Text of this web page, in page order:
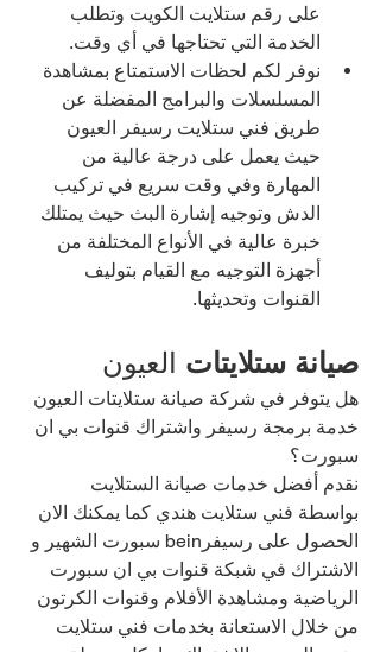
على رقم ستلايت الكويت وتطلب
الخدمة التي تحتاجها في أي وقت.
نوفر لكم لحظات الاستمتاع بمشاهدة
المسلسلات والبرامج المفضلة عن
طريق فني ستلايت رسيفر العيون
حيث يعمل على درجة عالية من
المهارة وفي وقت سريع في تركيب
الدش وتوجيه إشارة البث حيث يمتلك
خبرة عالية في الأنواع المختلفة من
أجهزة التوجيه مع القيام بتوليف
القنوات وتحديثها.
صيانة ستلايتات العيون
هل يتوفر في شركة صيانة ستلايتات العيون
خدمة برمجة رسيفر واشتراك قنوات بي ان
سبورت؟
نقدم أفضل خدمات صيانة الستلايت
بواسطة فني ستلايت هندي كما يمكنك الان
الحصول على رسيفرbein سبورت الشهير و
الاشتراك في شبكة قنوات بي ان سبورت
الرياضية ومشاهدة الأفلام وقنوات الكرتون
من خلال الاستعانة بخدمات فني ستلايت